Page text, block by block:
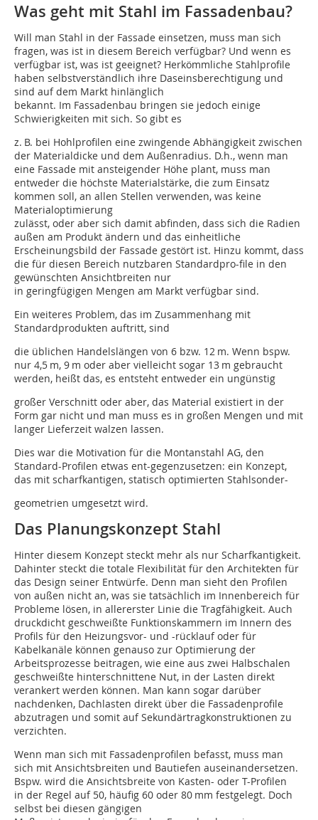
Was geht mit Stahl im Fassadenbau?
Will man Stahl in der Fassade einsetzen, muss man sich
fragen, was ist in diesem Bereich verfügbar? Und wenn es
verfügbar ist, was ist geeignet? Herkömmliche Stahlprofile
haben selbstverständlich ihre Daseinsberechtigung und
sind auf dem Markt hinlänglich
bekannt. Im Fassadenbau bringen sie jedoch einige
Schwierigkeiten mit sich. So gibt es
z. B. bei Hohlprofilen eine zwingende Abhängigkeit zwischen
der Materialdicke und dem Außenradius. D.h., wenn man
eine Fassade mit ansteigender Höhe plant, muss man
entweder die höchste Materialstärke, die zum Einsatz
kommen soll, an allen Stellen verwenden, was keine
Materialoptimierung
zulässt, oder aber sich damit abfinden, dass sich die Radien
außen am Produkt ändern und das einheitliche
Erscheinungsbild der Fassade gestört ist. Hinzu kommt, dass
die für diesen Bereich nutzbaren Standardpro­-file in den
gewünschten Ansichtbreiten nur
in geringfügigen Mengen am Markt verfügbar sind.
Ein weiteres Problem, das im Zusammenhang mit
Standardprodukten auftritt, sind
die üblichen Handelslängen von 6 bzw. 12 m. Wenn bspw.
nur 4,5 m, 9 m oder aber vielleicht sogar 13 m gebraucht
werden, heißt das, es entsteht entweder ein ungünstig
großer Verschnitt oder aber, das Material existiert in der
Form gar nicht und man muss es in großen Mengen und mit
langer Lieferzeit walzen lassen.
Dies war die Motivation für die Montanstahl AG, den
Standard-Profilen etwas ent-gegenzusetzen: ein Konzept,
das mit scharfkantigen, statisch optimierten Stahlsonder-
geometrien umgesetzt wird.
Das Planungskonzept Stahl
Hinter diesem Konzept steckt mehr als nur Scharfkantigkeit.
Dahinter steckt die totale Flexibilität für den Architekten für
das Design seiner Entwürfe. Denn man sieht den Profilen
von außen nicht an, was sie tatsächlich im Innenbereich für
Probleme lösen, in allererster Linie die Tragfähigkeit. Auch
druckdicht geschweißte Funktionskammern im Innern des
Profils für den Heizungsvor- und -rücklauf oder für
Kabelkanäle können genauso zur Optimierung der
Arbeitsprozesse beitragen, wie eine aus zwei Halbschalen
geschweißte hinterschnittene Nut, in der Lasten direkt
verankert werden können. Man kann sogar darüber
nachdenken, Dachlasten direkt über die Fassadenprofile
abzutragen und somit auf Sekundärtragkonstruktionen zu
verzichten.
Wenn man sich mit Fassadenprofilen befasst, muss man
sich mit Ansichtsbreiten und Bautiefen auseinandersetzen.
Bspw. wird die Ansichtsbreite von Kasten- oder T-Profilen
in der Regel auf 50, häufig 60 oder 80 mm festgelegt. Doch
selbst bei diesen gängigen